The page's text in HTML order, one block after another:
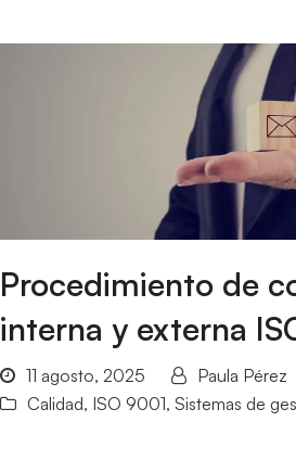
Procedimiento de
interna y externa
11 agosto, 2025
Paula Pérez
Calidad, ISO 9001, Sistemas de